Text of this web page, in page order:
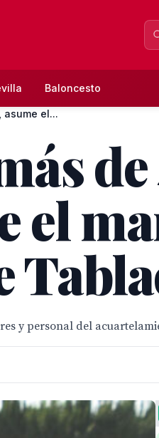
Baloncesto
asume el...
el
y personal del